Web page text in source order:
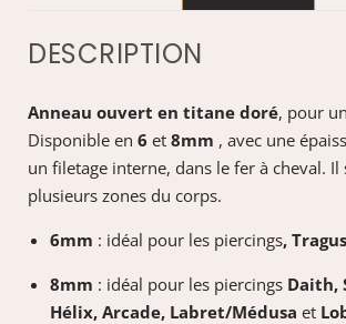
DESCRIPTION
Anneau ouvert en titane doré, pour
Disponible en 6 et 8mm , avec une
un filetage interne, dans le fer à cheval. Il
plusieurs zones du corps.
6mm : idéal pour les piercings,
8mm : idéal pour les piercings Daith,
Hélix, Arcade, Labret/Médusa et